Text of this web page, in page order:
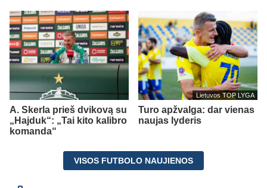
A. Skerla prieš dvikovą su
„Hajduk“: „Tai kito kalibro
komanda“
Lietuvos TOP LYGA
Turo apžvalga: dar vienas
naujas lyderis
VISOS FUTBOLO NAUJIENOS